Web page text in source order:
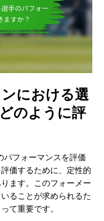
における選
のように評
フォーマンスを評価
価するために、定性的
ます。このフォーメー
ることが求められるた
て重要です。